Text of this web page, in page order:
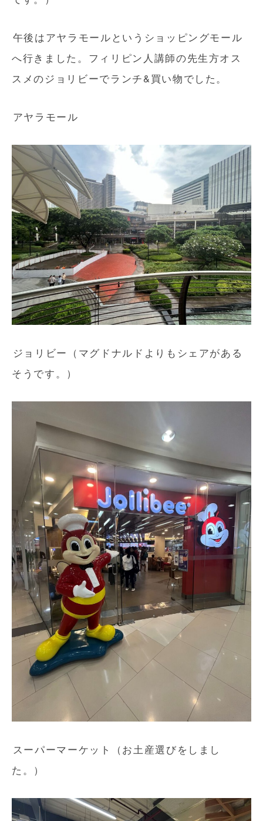
午後はアヤラモールというショッピングモール
へ行きました。フィリピン人講師の先生方オス
スメのジョリビーでランチ&買い物でした。
アヤラモール
ジョリビー（マグドナルドよりもシェアがある
そうです。）
スーパーマーケット（お土産選びをしまし
た。）